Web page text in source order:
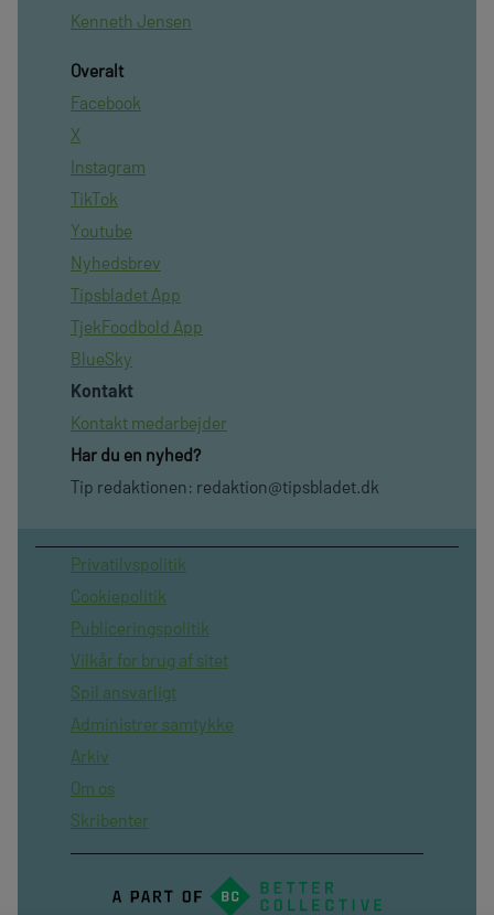
Kenneth Jensen
Overalt
Facebook
X
Instagram
TikTok
Youtube
Nyhedsbrev
Tipsbladet App
TjekFoodbold App
BlueSky
Kontakt
Kontakt medarbejder
Har du en nyhed?
Tip redaktionen: redaktion@tipsbladet.dk
Privatilvspolitik
Cookiepolitik
Publiceringspolitik
Vilkår for brug af sitet
Spil ansvarligt
Administrer samtykke
Arkiv
Om os
Skribenter